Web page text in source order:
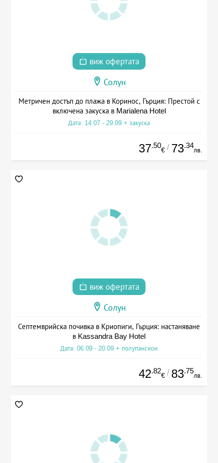
виж офертата
Солун
Метричен достъп до плажа в Коринос, Гърция: Престой с
включена закуска в Marialena Hotel
Дата: 14.07 - 29.09 + закуска
37.50
€ / 73.34
лв.
виж офертата
Солун
Септемврийска почивка в Криопиги, Гърция: настаняване
в Kassandra Bay Hotel
Дата: 06.09 - 20.09 + полупансион
42.82
€ / 83.75
лв.